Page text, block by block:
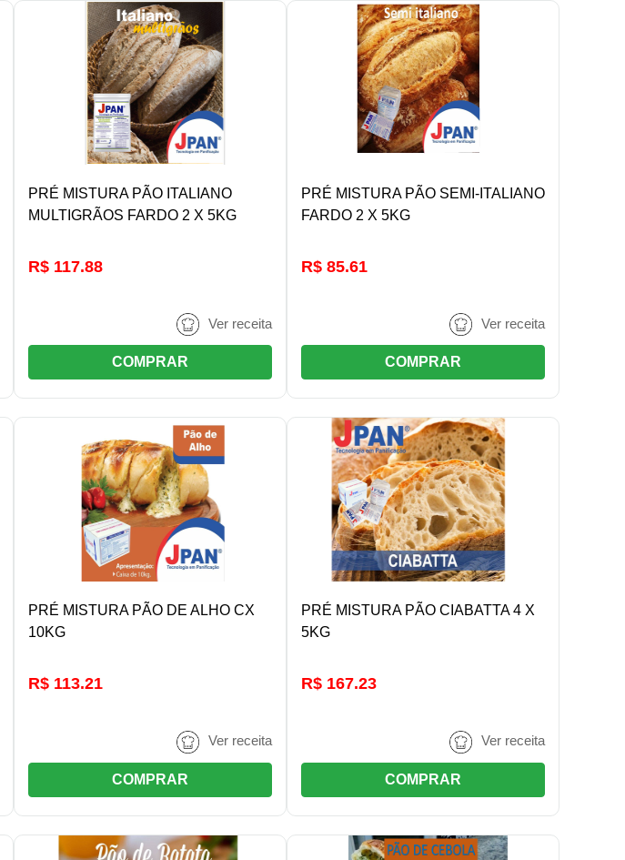
DETALHES/COMPRAR
PRÉ MISTURA PÃO ITALIANO
MULTIGRÃOS FARDO 2 X 5KG
R$ 117.88
Ver receita
COMPRAR
DETALHES/COMPRAR
PRÉ MISTURA PÃO SEMI-ITALIANO
FARDO 2 X 5KG
R$ 85.61
Ver receita
COMPRAR
DETALHES/COMPRAR
PRÉ MISTURA PÃO DE ALHO CX
10KG
R$ 113.21
Ver receita
COMPRAR
DETALHES/COMPRAR
PRÉ MISTURA PÃO CIABATTA 4 X
5KG
R$ 167.23
Ver receita
COMPRAR